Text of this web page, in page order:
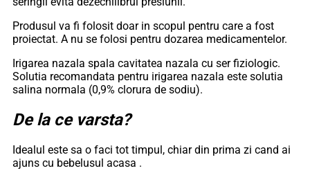
Produsul va fi folosit doar in scopul pentru care a fost
proiectat. A nu se folosi pentru dozarea medicamentelor.
Irigarea nazala spala cavitatea nazala cu ser fiziologic.
Solutia recomandata pentru irigarea nazala este solutia
salina normala (0,9% clorura de sodiu).
De la ce varsta?
Idealul este sa o faci tot timpul, chiar din prima zi cand ai
ajuns cu bebelusul acasa .